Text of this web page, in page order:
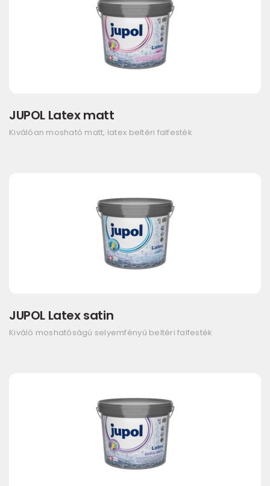
JUPOL Latex matt
Kiválóan mosható matt, latex beltéri falfesték
JUPOL Latex satin
Kiváló moshatóságú selyemfényű beltéri falfesték